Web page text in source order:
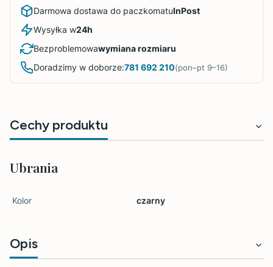
Darmowa dostawa do paczkomatuInPost
Wysyłka w24h
Bezproblemowawymiana rozmiaru
Doradzimy w doborze:781 692 210(pon–pt 9–16)
Cechy produktu
Ubrania
Kolor czarny
Opis